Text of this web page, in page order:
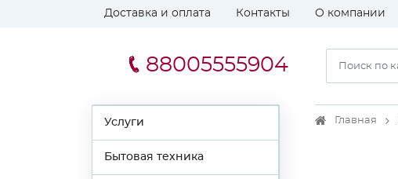
Доставка и оплата Контакты О компании
88005555904
Услуги
Бытовая техника
Главная